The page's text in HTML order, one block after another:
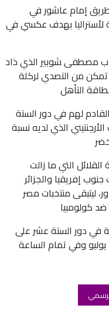
طريق إمام عاشور في
لأستراليا بهدف عكسي في
مصطفى شوبير الذي ذاد
من التصدي لركلة
لهم في دور الستة
الذي لديه نسبة
التي ما زالت
إفريقيا والجزائر
ليتبقى منتخبات مصر
في دور الستة عشر على
ملعب أتالانتا في يوم الثلاثاء الموافق 7 يوليو وفي تمام الساعة